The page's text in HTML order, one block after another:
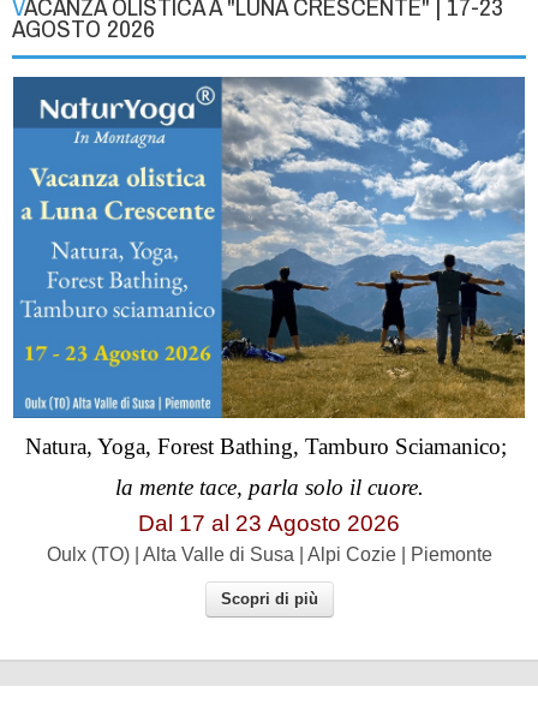
AGOSTO 2026
Natura, Yoga, Forest Bathing, Tamburo Sciamanico;
la mente tace, parla solo il cuore.
Dal 17 al 23 Agosto 2026
Oulx (TO) | Alta Valle di Susa | Alpi Cozie | Piemonte
Scopri di più